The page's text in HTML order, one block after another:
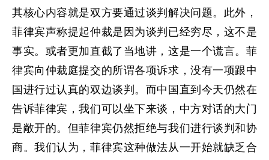
其核心内容就是双方要通过谈判解决问题。此外，
菲律宾声称提起仲裁是因为谈判已经穷尽，这不是
事实。或者更加直截了当地讲，这是一个谎言。菲
律宾向仲裁庭提交的所谓各项诉求，没有一项跟中
国进行过认真的双边谈判。而中国直到今天仍然在
告诉菲律宾，我们可以坐下来谈，中方对话的大门
是敞开的。但菲律宾仍然拒绝与我们进行谈判和协
商。我们认为，菲律宾这种做法从一开始就缺乏合